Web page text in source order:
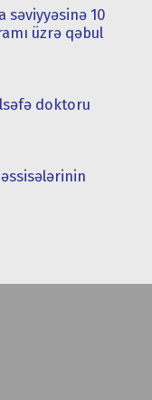
səviyyəsinə 10
üzrə qəbul
doktoru